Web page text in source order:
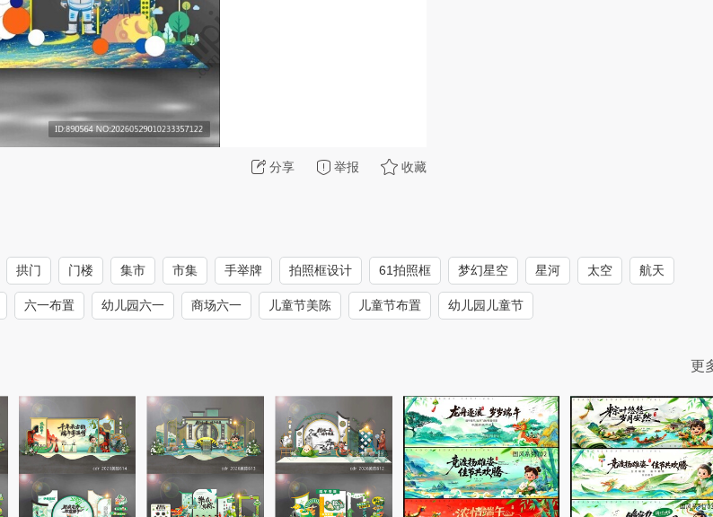
分享 举报 收藏
拱门 门楼 集市 市集 手举牌 拍照框设计 61拍照框 梦幻星空 星河 太空 航天
六一布置 幼儿园六一 商场六一 儿童节美陈 儿童节布置 幼儿园儿童节
更